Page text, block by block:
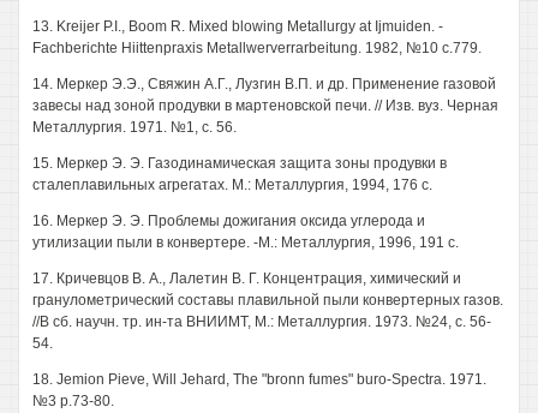
13. Kreijer P.I., Boom R. Mixed blowing Metallurgy at Ijmuiden. -
Fachberichte Hiittenpraxis Metallwerverrarbeitung. 1982, №10 c.779.
14. Меркер Э.Э., Свяжин А.Г., Лузгин В.П. и др. Применение газовой
завесы над зоной продувки в мартеновской печи. // Изв. вуз. Черная
Металлургия. 1971. №1, с. 56.
15. Меркер Э. Э. Газодинамическая защита зоны продувки в
сталеплавильных агрегатах. М.: Металлургия, 1994, 176 с.
16. Меркер Э. Э. Проблемы дожигания оксида углерода и
утилизации пыли в конвертере. -М.: Металлургия, 1996, 191 с.
17. Кричевцов В. А., Лалетин В. Г. Концентрация, химический и
гранулометрический составы плавильной пыли конвертерных газов.
//В сб. научн. тр. ин-та ВНИИМТ, М.: Металлургия. 1973. №24, с. 56-
54.
18. Jemion Pieve, Will Jehard, The "bronn fumes" buro-Spectra. 1971.
№3 p.73-80.